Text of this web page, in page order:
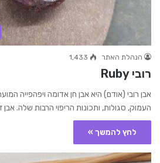
הנהלת האתר 1,433
רובי Ruby
אבן רובי (אודם) היא אבן חן אדומה ויפהפייה
העמוק, סגולות, ותכונות הריפוי הרבות שלה. אבן
לחץ להמשך »